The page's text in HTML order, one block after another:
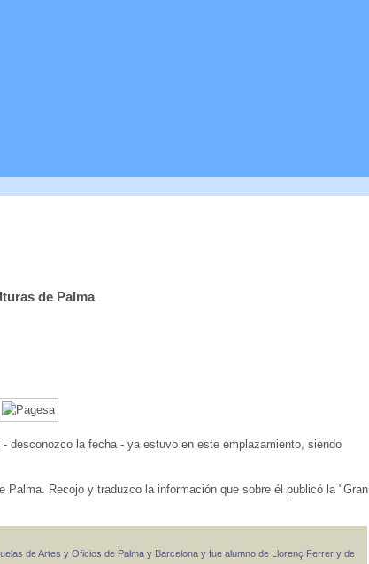
de Palma
desconozco la fecha - ya estuvo en este emplazamiento, siendo
Palma. Recojo y traduzco la información que sobre él publicó la "Gran
de Artes y Oficios de Palma y Barcelona y fue alumno de Llorenç Ferrer y de